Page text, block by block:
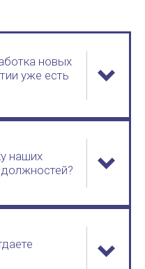
новых
уже есть
наших